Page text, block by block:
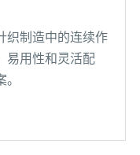
织制造中的连续作
易用性和灵活配